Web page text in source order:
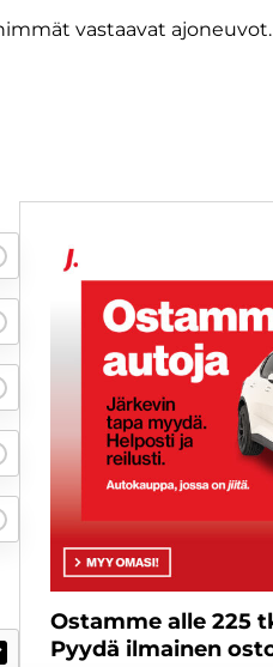
vastaavat ajoneuvot.
Ostamme alle 225
Pyydä ilmainen